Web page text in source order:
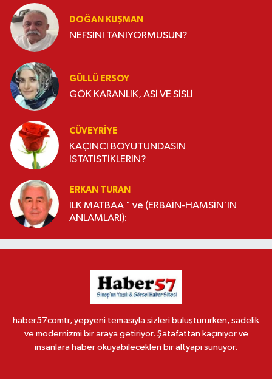
DOĞAN KUŞMAN
NEFSİNİ TANIYORMUSUN?
GÜLLÜ ERSOY
GÖK KARANLIK, ASİ VE SİSLİ
CÜVEYRIYE
KAÇINCI BOYUTUNDASIN
İSTATİSTİKLERİN?
ERKAN TURAN
İLK MATBAA " ve (ERBAİN-HAMSİN'İN
ANLAMLARI):
haber57comtr, yepyeni temasıyla sizleri buluştururken, sadelik
ve modernizmi bir araya getiriyor. Şatafattan kaçınıyor ve
insanlara haber okuyabilecekleri bir altyapı sunuyor.